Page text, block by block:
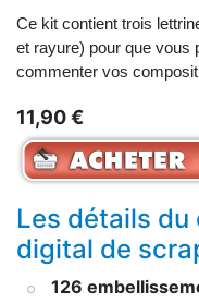
Ce kit contient trois
et rayure) pour que vous
commenter vos
11,90 €
Les détails
digital de
126